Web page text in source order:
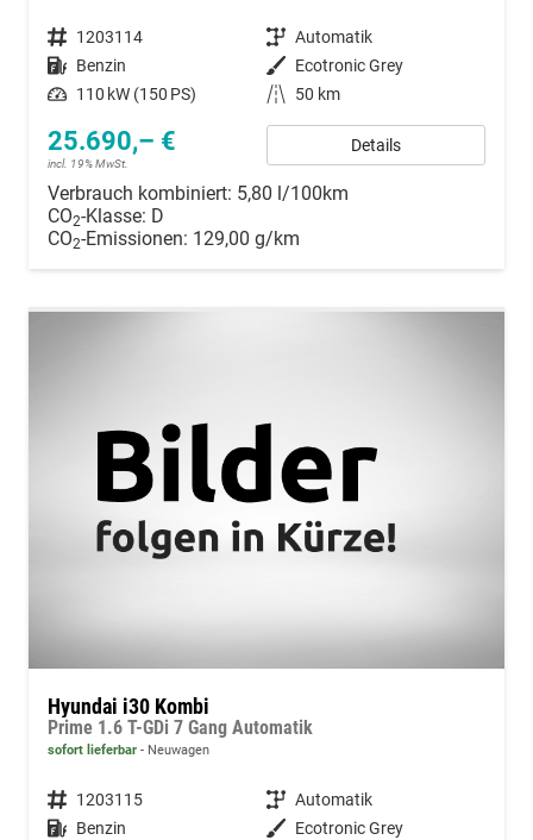
Fahrzeugnummer 1203114 Getriebe Automatik
Kraftstoff Benzin Außenfarbe Ecotronic Grey
Leistung 110 kW (150 PS) Kilometerstand 50 km
25.690,– €
incl. 19% MwSt.
Details
Verbrauch kombiniert: 5,80 l/100km
CO2-Klasse: D
CO2-Emissionen: 129,00 g/km
Hyundai i30 Kombi
Prime 1.6 T-GDi 7 Gang Automatik
sofort lieferbar Neuwagen
Fahrzeugnummer 1203115 Getriebe Automatik
Kraftstoff Benzin Außenfarbe Ecotronic Grey